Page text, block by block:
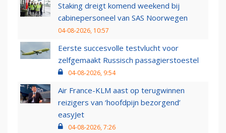
Staking dreigt komend weekend bij
cabinepersoneel van SAS Noorwegen
04-08-2026, 10:57
Eerste succesvolle testvlucht voor
zelfgemaakt Russisch passagierstoestel
04-08-2026, 9:54
Air France-KLM aast op terugwinnen
reizigers van ‘hoofdpijn bezorgend’
easyJet
04-08-2026, 7:26